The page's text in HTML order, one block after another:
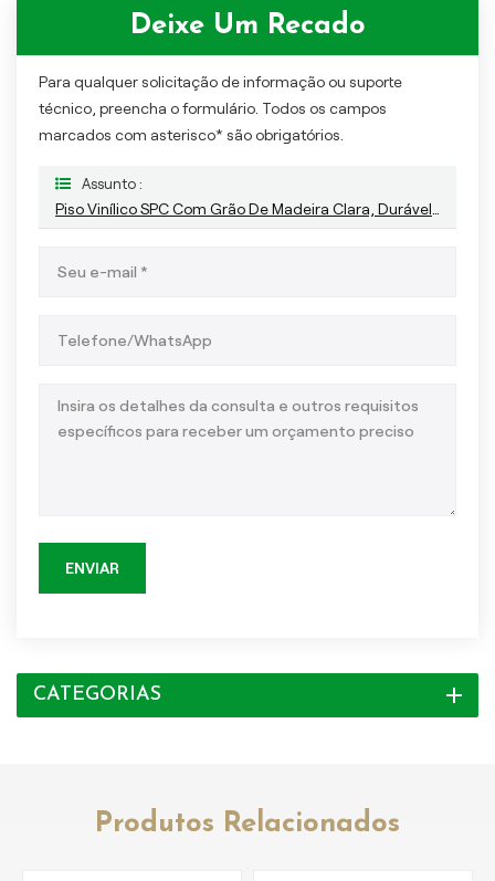
Deixe Um Recado
Para qualquer solicitação de informação ou suporte
técnico, preencha o formulário. Todos os campos
marcados com asterisco* são obrigatórios.
Assunto :
ENVIAR
CATEGORIAS
Produtos Relacionados